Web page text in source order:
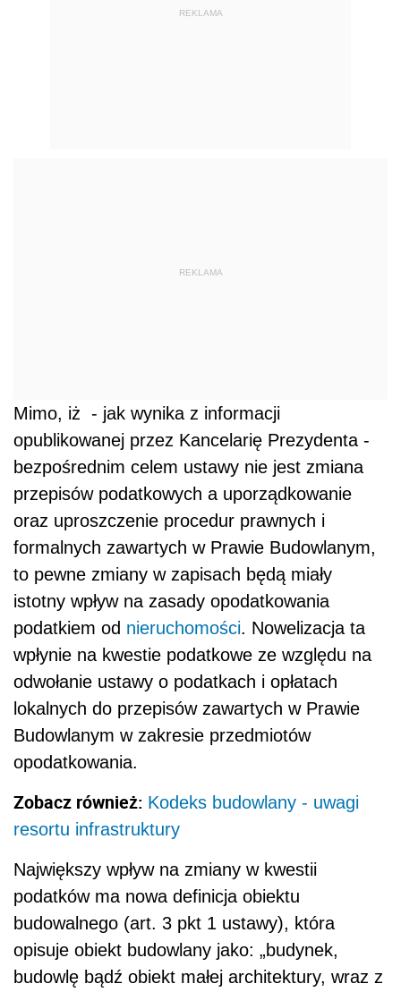
REKLAMA
REKLAMA
Mimo, iż - jak wynika z informacji
opublikowanej przez Kancelarię Prezydenta -
bezpośrednim celem ustawy nie jest zmiana
przepisów podatkowych a uporządkowanie
oraz uproszczenie procedur prawnych i
formalnych zawartych w Prawie Budowlanym,
to pewne zmiany w zapisach będą miały
istotny wpływ na zasady opodatkowania
podatkiem od nieruchomości. Nowelizacja ta
wpłynie na kwestie podatkowe ze względu na
odwołanie ustawy o podatkach i opłatach
lokalnych do przepisów zawartych w Prawie
Budowlanym w zakresie przedmiotów
opodatkowania.
Zobacz również: Kodeks budowlany - uwagi
resortu infrastruktury
Największy wpływ na zmiany w kwestii
podatków ma nowa definicja obiektu
budowalnego (art. 3 pkt 1 ustawy), która
opisuje obiekt budowlany jako: „budynek,
budowlę bądź obiekt małej architektury, wraz z